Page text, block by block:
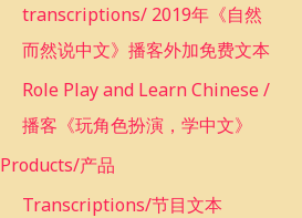
transcriptions/ 2019年《自然
而然说中文》播客外加免费文本
Role Play and Learn Chinese /
播客《玩角色扮演，学中文》
Products/产品
Transcriptions/节目文本